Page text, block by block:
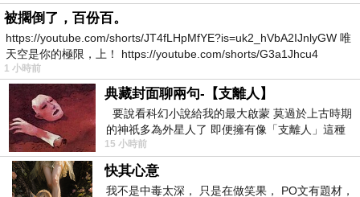
從倉站轉車(14分）到門司港站，晚上在飯店享用
美味的義大利餐，去附近超市閒逛。
（住宿：普樂美雅飯店門司港）
Day2： 門司港懷舊區-下關-小倉-廣島：享用完超
美味的早餐 ，早上在門司港懷舊區閒逛拍照，中
午坐船到下關，到唐戶市場享用午餐，下午逛
「日清議和紀念館」與「 赤間神宮」，搭船回門
被擱倒了，百份百。
https://youtube.com/shorts/JT4fLHpMfYE?is=uk2_hVbA2IJnlyGW 唯
天空是你的極限，上！ https://youtube.com/shorts/G3a1Jhcu4
1 小時前
典藏封面聊兩句-【支離人】
要說看科幻小說給我的最大啟蒙 莫過於上古時期
的神祇多為外星人了 即便擁有像「支離人」這種
驚世駭俗的神通法門 也未必讀
15 小時前
快其心意
我不是中毒太深， 只是在做笑果， PO文有題材，